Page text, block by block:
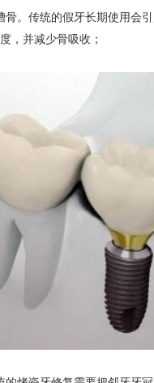
传统的假牙长期使用会引
，并减少骨吸收；